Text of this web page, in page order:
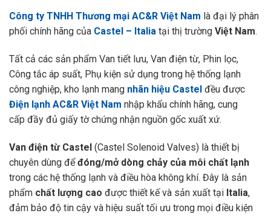
Công ty TNHH Thương mại AC&R Việt Nam là đại lý phân
phối chính hãng của Castel – Italia tại thị trường Việt Nam.
Tất cả các sản phẩm Van tiết lưu, Van điện từ, Phin lọc,
Công tắc áp suất, Phụ kiện sử dụng trong hệ thống lạnh
công nghiệp, kho lạnh mang nhãn hiệu Castel đều được
Điện lạnh AC&R Việt Nam nhập khẩu chính hãng, cung
cấp đầy đủ giấy tờ chứng nhận nguồn gốc xuất xứ.
Van điện từ Castel (Castel Solenoid Valves) là thiết bị
chuyên dùng đểđóng/mở dòng chảy của môi chất lạnh
trong các hệ thống lạnh và điều hòa không khí. Đây là sản
phẩm chất lượng cao được thiết kế và sản xuất tại Italia,
đảm bảo độ tin cậy và hiệu suất tối ưu trong mọi điều kiện